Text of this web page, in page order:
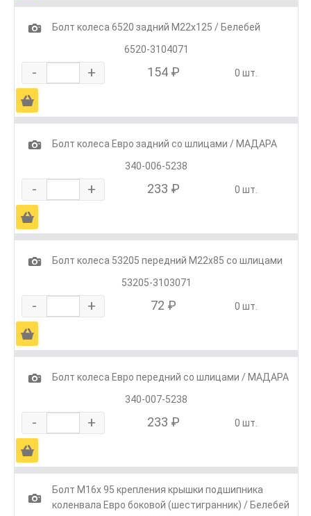
1
Болт колеса 6520 задний М22х125 / Белебей
6520-3104071
- + 154 ₽ 0 шт.
Ä
1
Болт колеса Евро задний со шлицами / МАДАРА
340-006-5238
- + 233 ₽ 0 шт.
Ä
1
Болт колеса 53205 передний М22х85 со шлицами
53205-3103071
- + 72 ₽ 0 шт.
Ä
1
Болт колеса Евро передний со шлицами / МАДАРА
340-007-5238
- + 233 ₽ 0 шт.
Ä
1
Болт М16х 95 крепления крышки подшипника
коленвала Евро боковой (шестигранник) / Белебей